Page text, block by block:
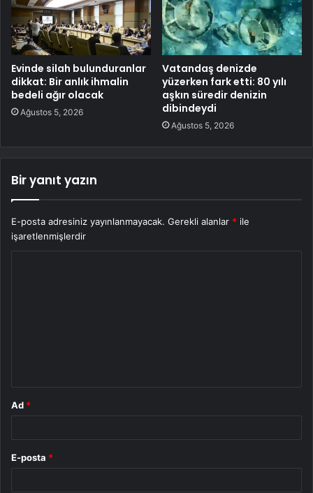
Evinde silah bulunduranlar
dikkat: Bir anlık ihmalin
bedeli ağır olacak
Ağustos 5, 2026
Vatandaş denizde
yüzerken fark etti: 80 yılı
aşkın süredir denizin
dibindeydi
Ağustos 5, 2026
Bir yanıt yazın
E-posta adresiniz yayınlanmayacak. Gerekli alanlar * ile
işaretlenmişlerdir
Ad *
E-posta *